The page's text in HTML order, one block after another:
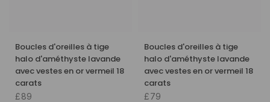
Boucles d'oreilles à tige
halo d'améthyste lavande
avec vestes en or vermeil 18
carats
£89
Boucles d'oreilles à tige
halo d'améthyste lavande
avec vestes en or vermeil 18
carats
£79